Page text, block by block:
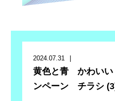
2024.07.31
黄色と青 かわい
ンペーン チラシ